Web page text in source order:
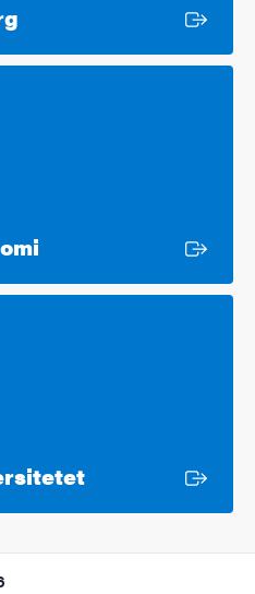
Extern länk